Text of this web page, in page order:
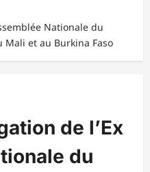
Nationale du
et au Burkina Faso
de l’Ex
du